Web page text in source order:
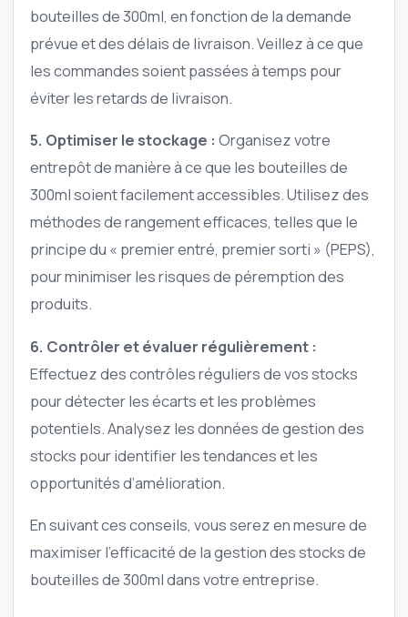
bouteilles de 300ml, en fonction de la demande
prévue et des délais de livraison. Veillez à ce que
les commandes soient passées à temps pour
éviter les retards de livraison.
5. Optimiser le stockage : Organisez votre
entrepôt de manière à ce que les bouteilles de
300ml soient facilement accessibles. Utilisez des
méthodes de rangement efficaces, telles que le
principe du « premier entré, premier sorti » (PEPS),
pour minimiser les risques de péremption des
produits.
6. Contrôler et évaluer régulièrement :
Effectuez des contrôles réguliers de vos stocks
pour détecter les écarts et les problèmes
potentiels. Analysez les données de gestion des
stocks pour identifier les tendances et les
opportunités d’amélioration.
En suivant ces conseils, vous serez en mesure de
maximiser l’efficacité de la gestion des stocks de
bouteilles de 300ml dans votre entreprise.